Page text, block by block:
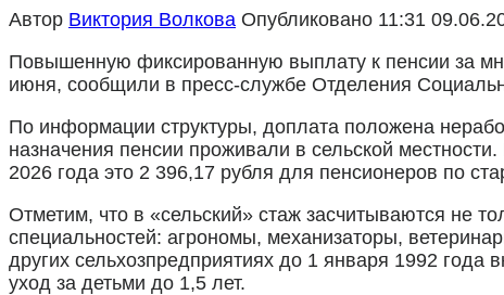
Автор Виктория Волкова Опубликовано 11:31
Повышенную фиксированную выплату к пенсии за
июня, сообщили в пресс-службе Отделения
По информации структуры, доплата положена
назначения пенсии проживали в сельской
2026 года это 2 396,17 рубля для пенсионеров по
Отметим, что в «сельский» стаж засчитываются не
специальностей: агрономы, механизаторы,
других сельхозпредприятиях до 1 января 1992
уход за детьми до 1,5 лет.